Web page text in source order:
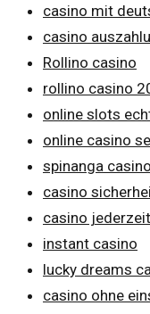
casino mit
casino
Rollino casino
rollino casino
online slots
online casino
spinanga casino
casino
casino
instant casino
lucky dreams
casino ohne